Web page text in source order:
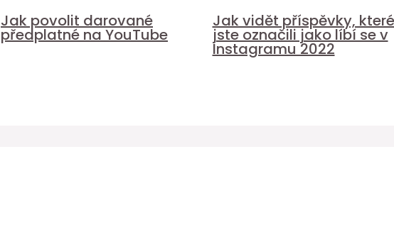
Jak povolit darované
předplatné na YouTube
Jak vidět příspěvky, které
jste označili jako líbí se v
Instagramu 2022